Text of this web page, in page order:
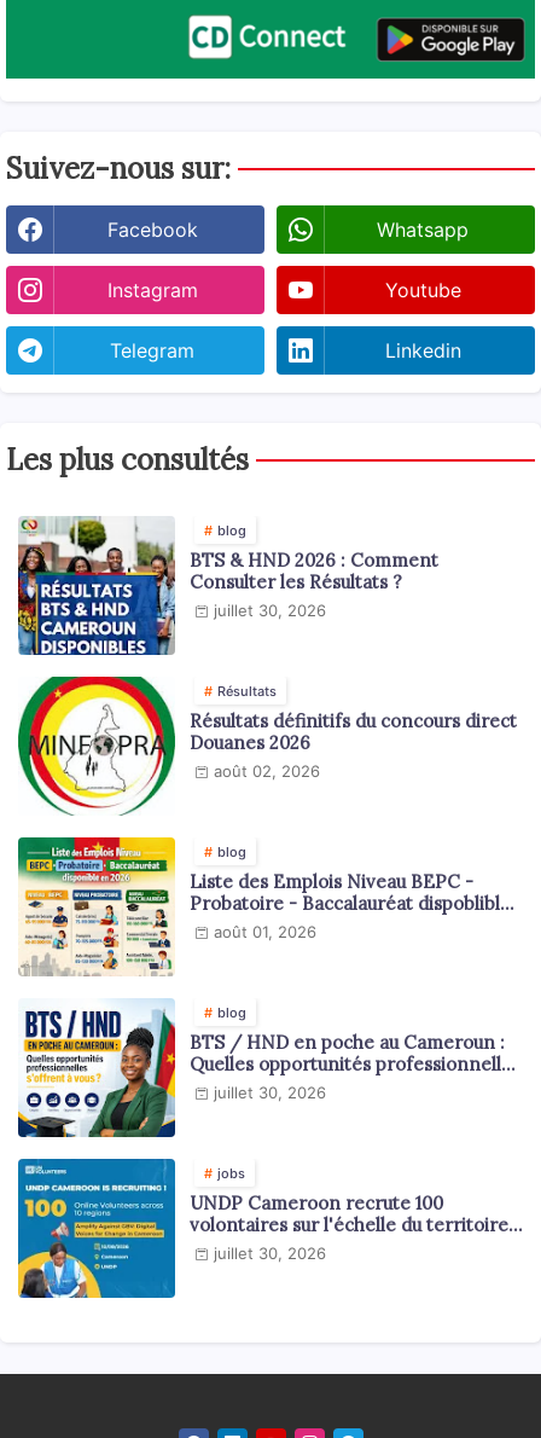
Suivez-nous sur:
Facebook Whatsapp
Instagram Youtube
Telegram Linkedin
Les plus consultés
blog
BTS & HND 2026 : Comment
Consulter les Résultats ?
juillet 30, 2026
Résultats
Résultats définitifs du concours direct
Douanes 2026
août 02, 2026
blog
Liste des Emplois Niveau BEPC -
Probatoire - Baccalauréat dispoblible
en 2026
août 01, 2026
blog
BTS / HND en poche au Cameroun :
Quelles opportunités professionnelles
s'offrent à vous ?
juillet 30, 2026
jobs
UNDP Cameroon recrute 100
volontaires sur l'échelle du territoire
national
juillet 30, 2026